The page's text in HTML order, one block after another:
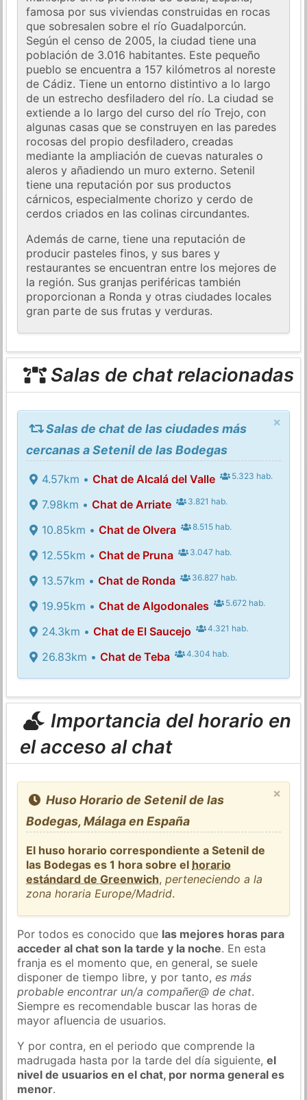
famosa por sus viviendas construidas en rocas
que sobresalen sobre el río Guadalporcún.
Según el censo de 2005, la ciudad tiene una
población de 3.016 habitantes. Este pequeño
pueblo se encuentra a 157 kilómetros al noreste
de Cádiz. Tiene un entorno distintivo a lo largo
de un estrecho desfiladero del río. La ciudad se
extiende a lo largo del curso del río Trejo, con
algunas casas que se construyen en las paredes
rocosas del propio desfiladero, creadas
mediante la ampliación de cuevas naturales o
aleros y añadiendo un muro externo. Setenil
tiene una reputación por sus productos
cárnicos, especialmente chorizo ​​y cerdo de
cerdos criados en las colinas circundantes.
Además de carne, tiene una reputación de
producir pasteles finos, y sus bares y
restaurantes se encuentran entre los mejores de
la región. Sus granjas periféricas también
proporcionan a Ronda y otras ciudades locales
gran parte de sus frutas y verduras.
Salas de chat relacionadas
×
Salas de chat de las ciudades más
cercanas a Setenil de las Bodegas
4.57km • Chat de Alcalá del Valle 5.323 hab.
7.98km • Chat de Arriate 3.821 hab.
10.85km • Chat de Olvera 8.515 hab.
12.55km • Chat de Pruna 3.047 hab.
13.57km • Chat de Ronda 36.827 hab.
19.95km • Chat de Algodonales 5.672 hab.
24.3km • Chat de El Saucejo 4.321 hab.
26.83km • Chat de Teba 4.304 hab.
Importancia del horario en
el acceso al chat
×
Huso Horario de Setenil de las
Bodegas, Málaga en España
El huso horario correspondiente a Setenil de
las Bodegas es 1 hora sobre el horario
estándard de Greenwich,perteneciendo a la
zona horaria Europe/Madrid.
Por todos es conocido que las mejores horas para
acceder al chat son la tarde y la noche. En esta
franja es el momento que, en general, se suele
disponer de tiempo libre, y por tanto,es más
probable encontrar un/a compañer@ de chat.
Siempre es recomendable buscar las horas de
mayor afluencia de usuarios.
Y por contra, en el periodo que comprende la
madrugada hasta por la tarde del día siguiente,el
nivel de usuarios en el chat, por norma general es
menor.